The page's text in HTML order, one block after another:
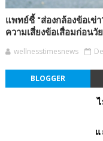
แพทย์ชี้ “ส่องกล้องข้อเข่
ความเสี่ยงข้อเสื่อมก่อนวัย
wellnesstimesnews
BLOGGER